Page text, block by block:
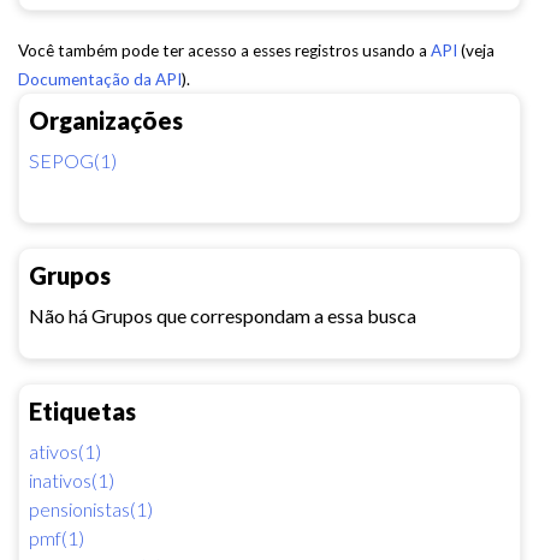
Organizações
SEPOG(1)
Grupos
Não há Grupos que correspondam a essa busca
Etiquetas
ativos(1)
inativos(1)
pensionistas(1)
pmf(1)
Você também pode ter acesso a esses registros usando a API (veja
Documentação da API).